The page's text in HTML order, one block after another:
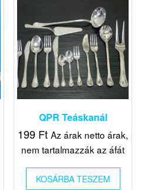
QPR Teáskanál
199 Ft Az árak netto árak,
nem tartalmazzák az áfát
KOSÁRBA TESZEM